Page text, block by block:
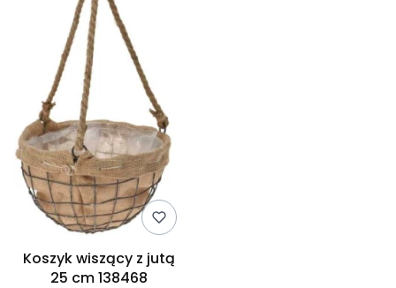
Koszyk wiszący z jutą
25 cm 138468